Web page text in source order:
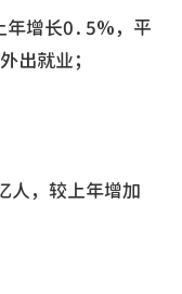
年增长0.5%，平
出就业；
人，较上年增加